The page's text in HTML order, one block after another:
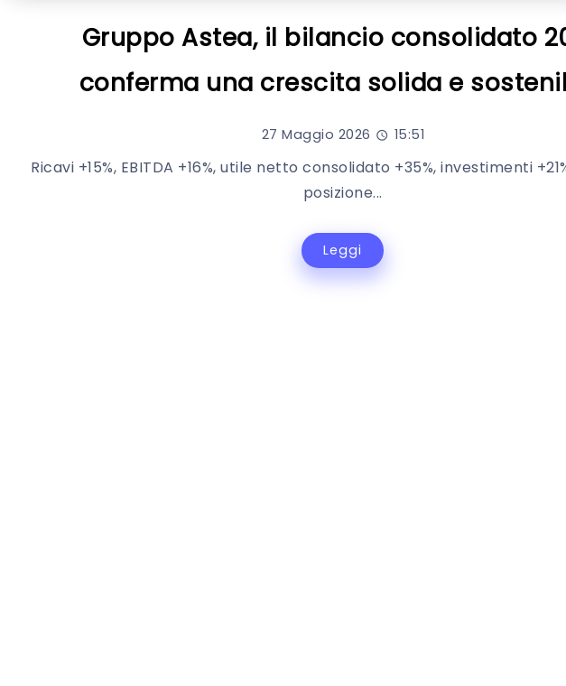
Gruppo Astea, il bilancio consolidato
conferma una crescita solida e
27 Maggio 2026 15:51
Ricavi +15%, EBITDA +16%, utile netto consolidato +35%, investimenti
posizione...
Leggi